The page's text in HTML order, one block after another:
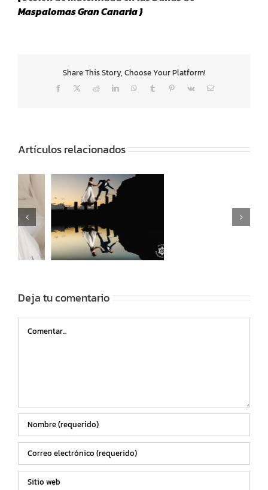
Maspalomas Gran Canaria }
Share This Story, Choose Your Platform!
Facebook
X RedditLinkedInWhatsAppTumblrPinterestVk
Correo
Artículos relacionados
Boda en Madrid en la
finca Najaraya de Ana y
Javi
Fotógrafo de bodas en
Gran Canaria premiado
Deja tu comentario